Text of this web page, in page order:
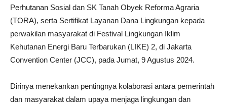
Perhutanan Sosial dan SK Tanah Obyek Reforma Agraria
(TORA), serta Sertifikat Layanan Dana Lingkungan kepada
perwakilan masyarakat di Festival Lingkungan Iklim
Kehutanan Energi Baru Terbarukan (LIKE) 2, di Jakarta
Convention Center (JCC), pada Jumat, 9 Agustus 2024.
Dirinya menekankan pentingnya kolaborasi antara pemerintah
dan masyarakat dalam upaya menjaga lingkungan dan